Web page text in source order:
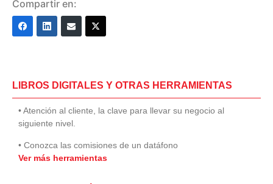
Compartir en:
LIBROS DIGITALES Y OTRAS HERRAMIENTAS
• Atención al cliente, la clave para llevar su negocio al
siguiente nivel.
• Conozca las comisiones de un datáfono
Ver más herramientas